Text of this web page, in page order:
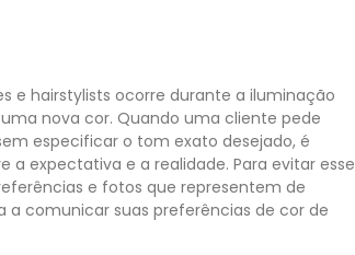
e hairstylists ocorre durante a iluminação
nova cor. Quando uma cliente pede
especificar o tom exato desejado, é
expectativa e a realidade. Para evitar esse
e fotos que representem de
a comunicar suas preferências de cor de